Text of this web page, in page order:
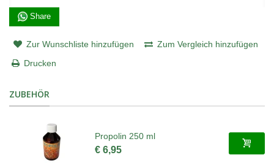
Share
Zur Wunschliste hinzufügen
Zum Vergleich hinzufügen
Drucken
ZUBEHÖR
Propolin 250 ml
€ 6,95